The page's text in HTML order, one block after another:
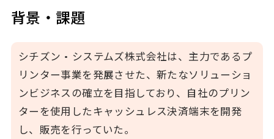
背景・課題
シチズン・システムズ株式会社は、主力であるプ
リンター事業を発展させた、新たなソリューショ
ンビジネスの確立を目指しており、自社のプリン
ターを使用したキャッシュレス決済端末を開発
し、販売を行っていた。